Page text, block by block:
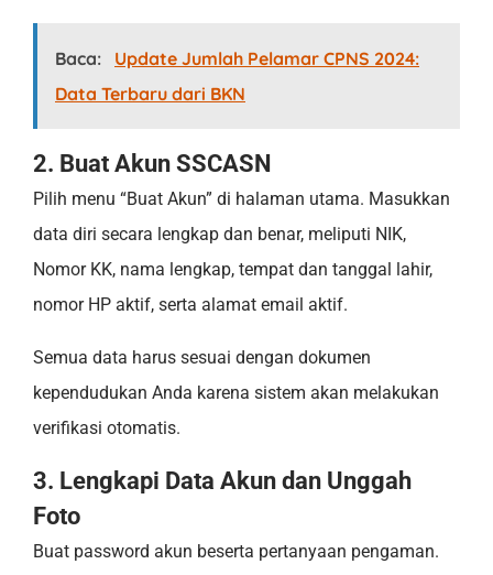
Baca:
Update Jumlah Pelamar CPNS 2024:
Data Terbaru dari BKN
2. Buat Akun SSCASN
Pilih menu “Buat Akun” di halaman utama. Masukkan
data diri secara lengkap dan benar, meliputi NIK,
Nomor KK, nama lengkap, tempat dan tanggal lahir,
nomor HP aktif, serta alamat email aktif.
Semua data harus sesuai dengan dokumen
kependudukan Anda karena sistem akan melakukan
verifikasi otomatis.
3. Lengkapi Data Akun dan Unggah
Foto
Buat password akun beserta pertanyaan pengaman.